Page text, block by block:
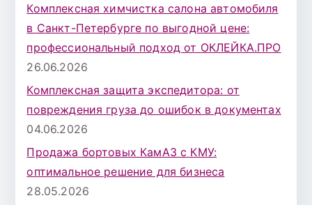
Комплексная химчистка салона автомобиля
в Санкт-Петербурге по выгодной цене:
профессиональный подход от ОКЛЕЙКА.ПРО
26.06.2026
Комплексная защита экспедитора: от
повреждения груза до ошибок в документах
04.06.2026
Продажа бортовых КамАЗ с КМУ:
оптимальное решение для бизнеса
28.05.2026